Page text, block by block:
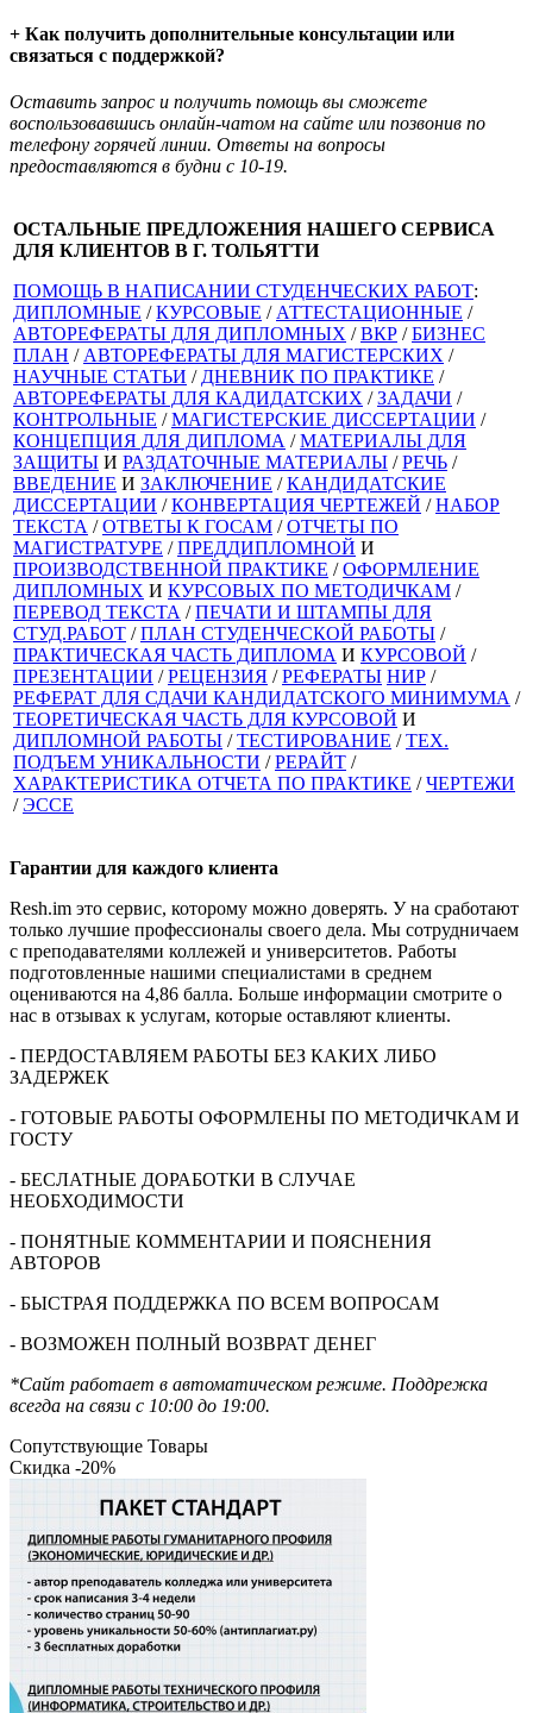
+ Как получить дополнительные консультации или
связаться с поддержкой?
Оставить запрос и получить помощь вы сможете
воспользовавшись онлайн-чатом на сайте или позвонив по
телефону горячей линии. Ответы на вопросы
предоставляются в будни с 10-19.
ОСТАЛЬНЫЕ ПРЕДЛОЖЕНИЯ НАШЕГО СЕРВИСА
ДЛЯ КЛИЕНТОВ В Г. ТОЛЬЯТТИ
ПОМОЩЬ В НАПИСАНИИ СТУДЕНЧЕСКИХ РАБОТ:
ДИПЛОМНЫЕ /КУРСОВЫЕ /АТТЕСТАЦИОННЫЕ /
АВТОРЕФЕРАТЫ ДЛЯ ДИПЛОМНЫХ /ВКР /БИЗНЕС
ПЛАН /АВТОРЕФЕРАТЫ ДЛЯ МАГИСТЕРСКИХ /
НАУЧНЫЕ СТАТЬИ /ДНЕВНИК ПО ПРАКТИКЕ /
АВТОРЕФЕРАТЫ ДЛЯ КАДИДАТСКИХ /ЗАДАЧИ /
КОНТРОЛЬНЫЕ /МАГИСТЕРСКИЕ ДИССЕРТАЦИИ /
КОНЦЕПЦИЯ ДЛЯ ДИПЛОМА /МАТЕРИАЛЫ ДЛЯ
ЗАЩИТЫ И РАЗДАТОЧНЫЕ МАТЕРИАЛЫ /РЕЧЬ /
ВВЕДЕНИЕ И ЗАКЛЮЧЕНИЕ /КАНДИДАТСКИЕ
ДИССЕРТАЦИИ /КОНВЕРТАЦИЯ ЧЕРТЕЖЕЙ /НАБОР
ТЕКСТА /ОТВЕТЫ К ГОСАМ /ОТЧЕТЫ ПО
МАГИСТРАТУРЕ /ПРЕДДИПЛОМНОЙ И
ПРОИЗВОДСТВЕННОЙ ПРАКТИКЕ /ОФОРМЛЕНИЕ
ДИПЛОМНЫХ И КУРСОВЫХ ПО МЕТОДИЧКАМ /
ПЕРЕВОД ТЕКСТА /ПЕЧАТИ И ШТАМПЫ ДЛЯ
СТУД.РАБОТ /ПЛАН СТУДЕНЧЕСКОЙ РАБОТЫ /
ПРАКТИЧЕСКАЯ ЧАСТЬ ДИПЛОМА И КУРСОВОЙ /
ПРЕЗЕНТАЦИИ /РЕЦЕНЗИЯ /РЕФЕРАТЫ НИР /
РЕФЕРАТ ДЛЯ СДАЧИ КАНДИДАТСКОГО МИНИМУМА /
ТЕОРЕТИЧЕСКАЯ ЧАСТЬ ДЛЯ КУРСОВОЙ И
ДИПЛОМНОЙ РАБОТЫ /ТЕСТИРОВАНИЕ /ТЕХ.
ПОДЪЕМ УНИКАЛЬНОСТИ /РЕРАЙТ /
ХАРАКТЕРИСТИКА ОТЧЕТА ПО ПРАКТИКЕ /ЧЕРТЕЖИ
/ЭССЕ
Гарантии для каждого клиента
Resh.im это сервис, которому можно доверять. У на сработают
только лучшие профессионалы своего дела. Мы сотрудничаем
с преподавателями коллежей и университетов. Работы
подготовленные нашими специалистами в среднем
оцениваются на 4,86 балла. Больше информации смотрите о
нас в отзывах к услугам, которые оставляют клиенты.
- ПЕРДОСТАВЛЯЕМ РАБОТЫ БЕЗ КАКИХ ЛИБО
ЗАДЕРЖЕК
- ГОТОВЫЕ РАБОТЫ ОФОРМЛЕНЫ ПО МЕТОДИЧКАМ И
ГОСТУ
- БЕСЛАТНЫЕ ДОРАБОТКИ В СЛУЧАЕ
НЕОБХОДИМОСТИ
- ПОНЯТНЫЕ КОММЕНТАРИИ И ПОЯСНЕНИЯ
АВТОРОВ
- БЫСТРАЯ ПОДДЕРЖКА ПО ВСЕМ ВОПРОСАМ
- ВОЗМОЖЕН ПОЛНЫЙ ВОЗВРАТ ДЕНЕГ
*Сайт работает в автоматическом режиме. Поддрежка
всегда на связи с 10:00 до 19:00.
Сопутствующие Товары
Скидка -20%